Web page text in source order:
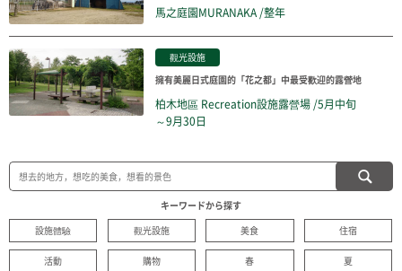
馬之庭園MURANAKA /整年
觀光設施
擁有美麗日式庭園的「花之都」中最受歡迎的露營地
柏木地區 Recreation設施露營場 /5月中旬
～9月30日
キーワードから探す
設施體驗
觀光設施 美食 住宿
活動 購物 春 夏